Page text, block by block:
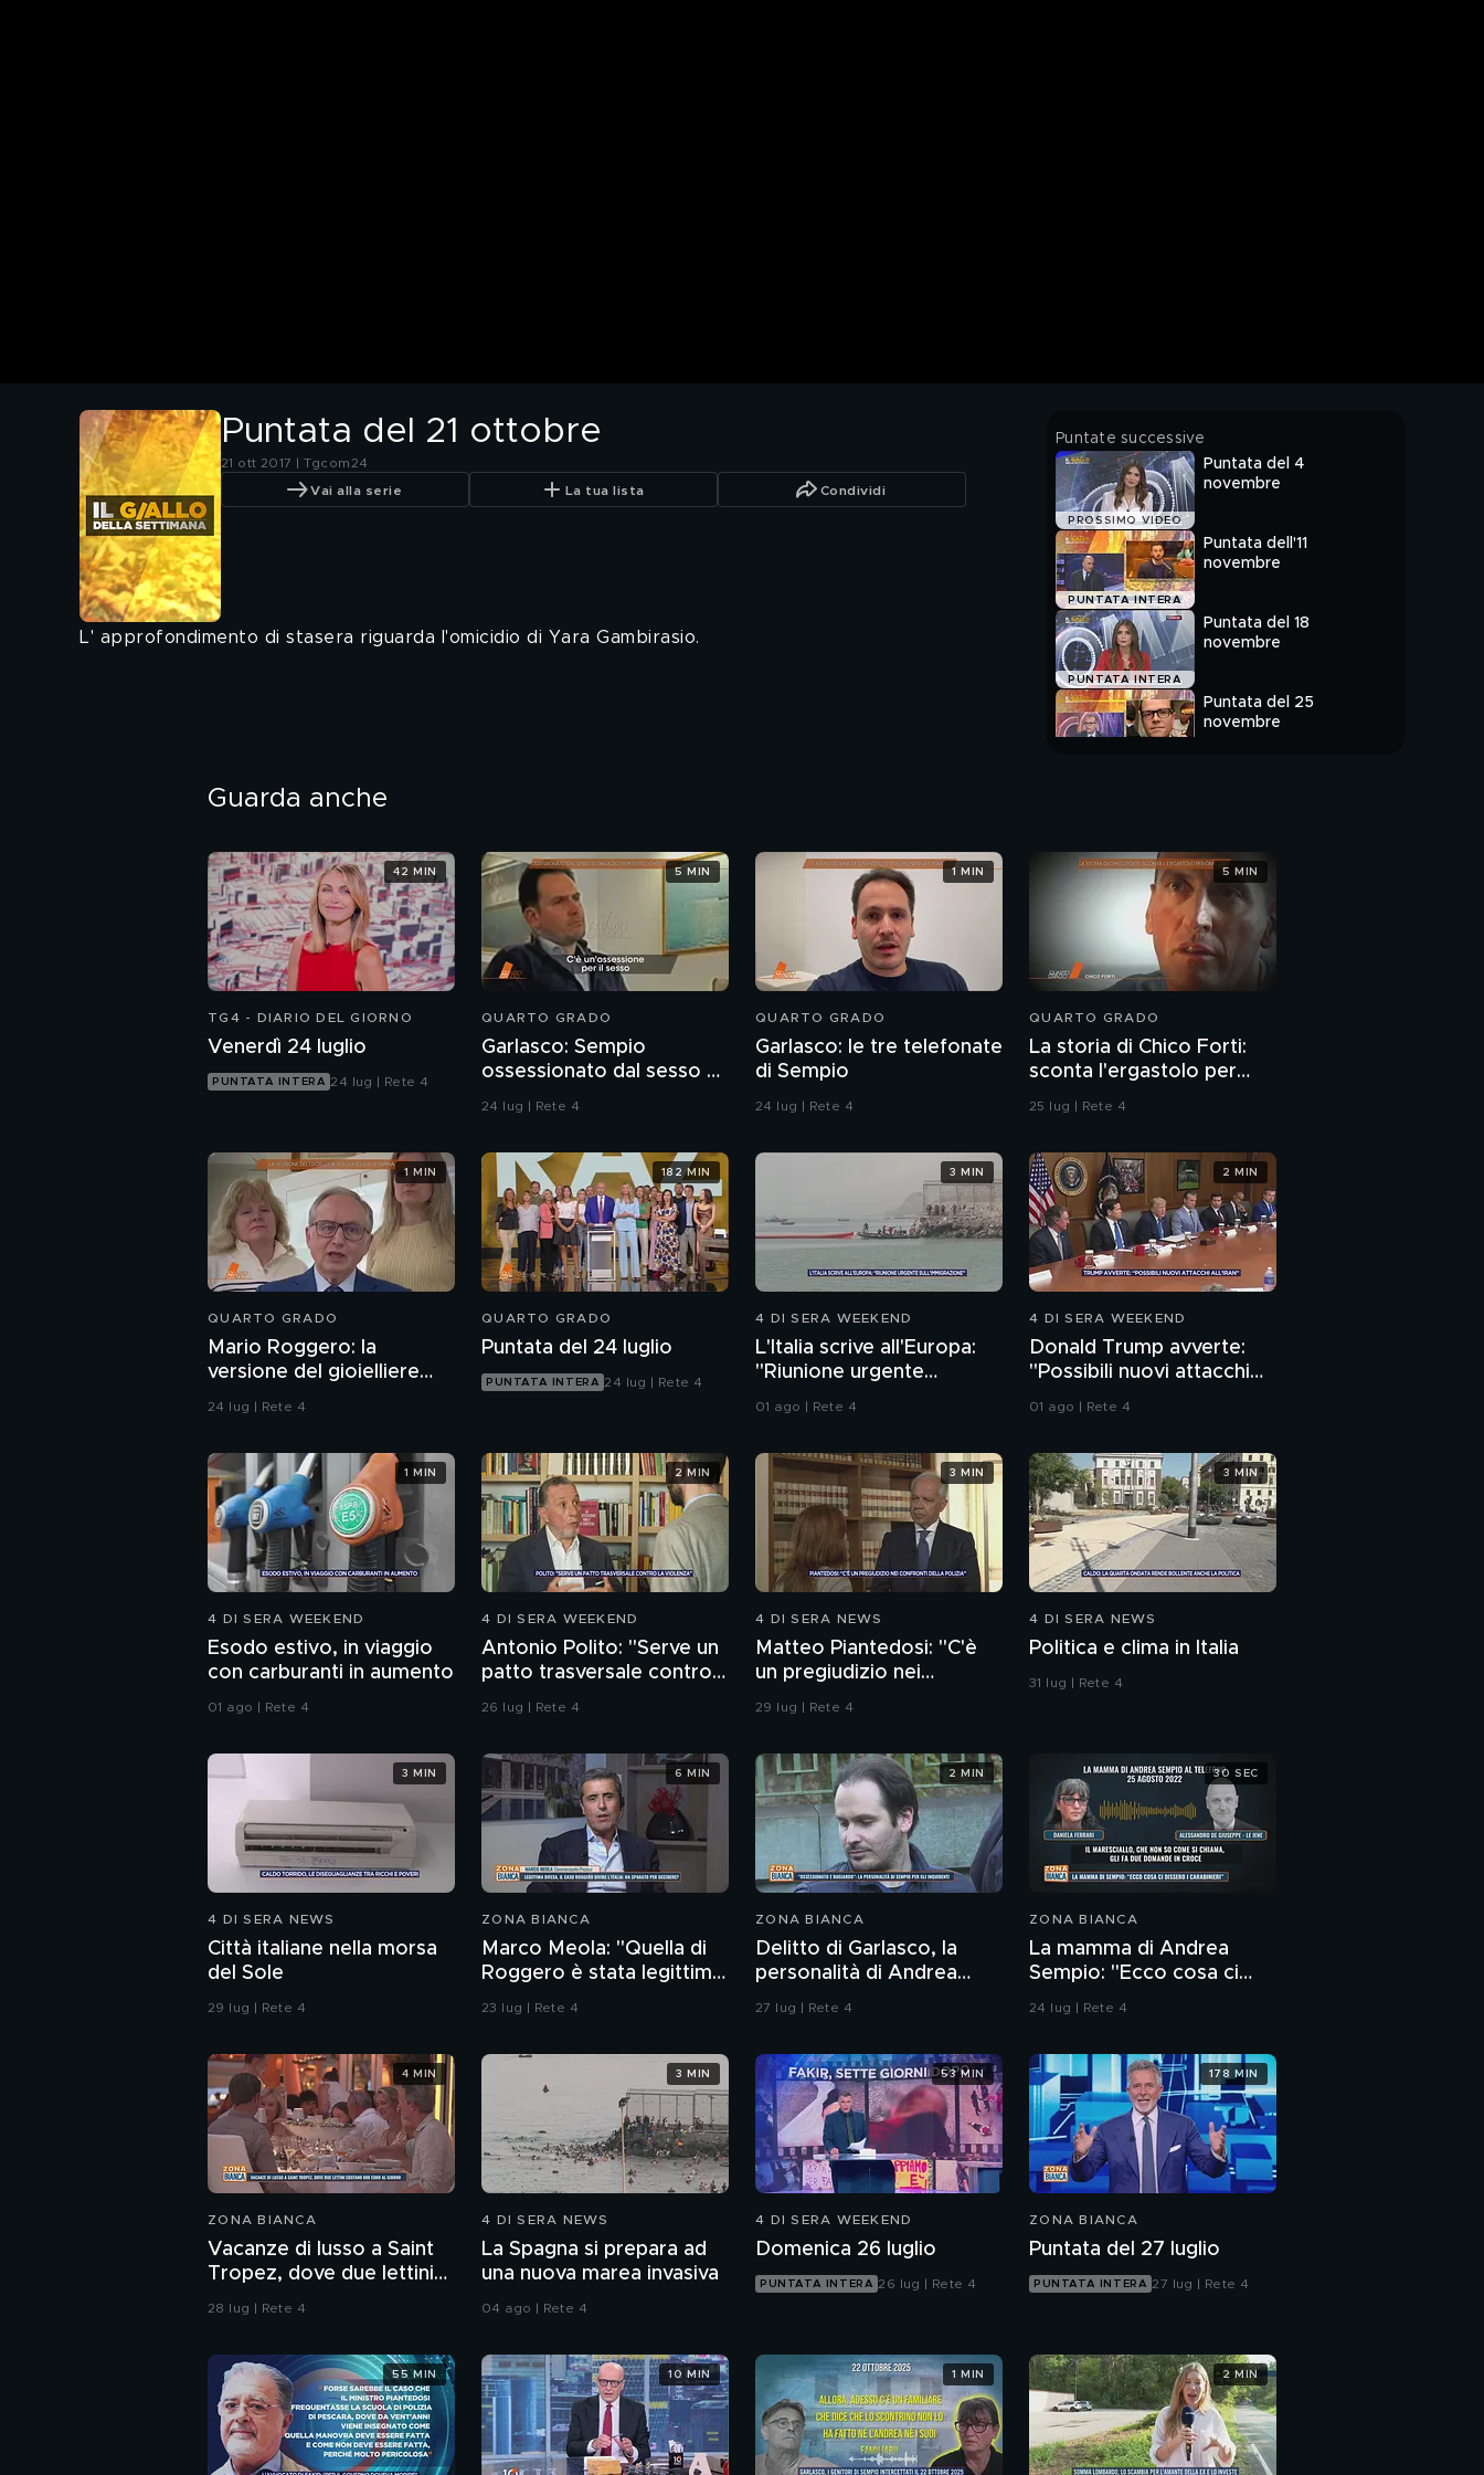
Puntata del 21 ottobre
21 ott 2017 | Tgcom24
Vai alla serie La tua lista Condividi
L' approfondimento di stasera riguarda l'omicidio di Yara Gambirasio.
Puntate successive
PROSSIMO VIDEO
Puntata del 4
novembre
PUNTATA INTERA
Puntata dell'11
novembre
PUNTATA INTERA
Puntata del 18
novembre
Puntata del 25
novembre
Guarda anche
TG4 - DIARIO DEL GIORNO
Venerdì 24 luglio
PUNTATA INTERA 24 lug | Rete 4
42 MIN
QUARTO GRADO
Garlasco: Sempio
ossessionato dal sesso o
ragazzo rispettoso?
24 lug | Rete 4
5 MIN
QUARTO GRADO
Garlasco: le tre telefonate
di Sempio
24 lug | Rete 4
1 MIN
QUARTO GRADO
La storia di Chico Forti:
sconta l'ergastolo per
omicidio
25 lug | Rete 4
5 MIN
QUARTO GRADO
Mario Roggero: la
versione del gioielliere
sulla rapina
24 lug | Rete 4
1 MIN
QUARTO GRADO
Puntata del 24 luglio
PUNTATA INTERA 24 lug | Rete 4
182 MIN
4 DI SERA WEEKEND
L'Italia scrive all'Europa:
"Riunione urgente
sull'immigrazione"
01 ago | Rete 4
3 MIN
4 DI SERA WEEKEND
Donald Trump avverte:
"Possibili nuovi attacchi
all'Iran"
01 ago | Rete 4
2 MIN
4 DI SERA WEEKEND
Esodo estivo, in viaggio
con carburanti in aumento
01 ago | Rete 4
1 MIN
4 DI SERA WEEKEND
Antonio Polito: "Serve un
patto trasversale contro
la violenza"
26 lug | Rete 4
2 MIN
4 DI SERA NEWS
Matteo Piantedosi: "C'è
un pregiudizio nei
confronti della polizia"
29 lug | Rete 4
3 MIN
4 DI SERA NEWS
Politica e clima in Italia
31 lug | Rete 4
3 MIN
4 DI SERA NEWS
Città italiane nella morsa
del Sole
29 lug | Rete 4
3 MIN
ZONA BIANCA
Marco Meola: "Quella di
Roggero è stata legittima
difesa"
23 lug | Rete 4
6 MIN
ZONA BIANCA
Delitto di Garlasco, la
personalità di Andrea
Sempio per gli inquirenti:
27 lug | Rete 4
2 MIN
ZONA BIANCA
La mamma di Andrea
Sempio: "Ecco cosa ci
dissero i carabinieri"
24 lug | Rete 4
30 SEC
ZONA BIANCA
Vacanze di lusso a Saint
Tropez, dove due lettini
costano 800 euro al
28 lug | Rete 4
4 MIN
4 DI SERA NEWS
La Spagna si prepara ad
una nuova marea invasiva
04 ago | Rete 4
3 MIN
4 DI SERA WEEKEND
Domenica 26 luglio
PUNTATA INTERA 26 lug | Rete 4
53 MIN
ZONA BIANCA
Puntata del 27 luglio
PUNTATA INTERA 27 lug | Rete 4
178 MIN
55 MIN 10 MIN 1 MIN 2 MIN